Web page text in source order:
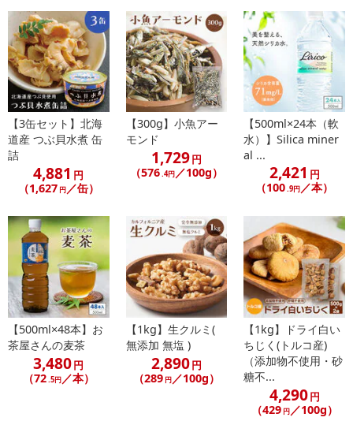
記載されている内容を必ずご確認いただき、お届けする商品セット
にご納得いただきましたうえでお申し込みください。
※パッケージ変更や商品リニューアル（成分など含む）等により、
参考の掲載画像や画像内のバーコードなど、お届け商品と多少異な
る場合がございます。
また、[新たな加工食品の原料原産地表示制度]の経過措置期間の終
了により、商品詳細内に記載の原産国・原材料の表記が旧表記の場
合がございます。
あらかじめご了承いただいた上でお申込みください。なお、本理由
によるお申込み後のキャンセル・返品交換は対応いたしかねます。
※送料はお試し費用に含まれております。
※d払い、PayPay、au PAY、au PAY（auかんたん決済）、ソフトバ
ンクまとめて支払い、楽天ペイ、メルペイ、AEON Pay、Amazon
Payでお支払いの場合、決済のため外部サイトへ遷移します。
※予約商品は決済手段ごとに定められた決済期限日にお支払いを完
了することがございます。ご了承いただいたうえでお申し込みくだ
さい。
【配送伝票番号について】
※配送形態がメール便の商品については、商品の発送完了後、配送
伝票番号がマイページに表示されない場合もございます。
【3缶セット】北海
道産 つぶ貝水煮 缶
詰
4,881 円
（1,627 円／缶）
【300g】小魚アー
モンド
1,729円
（576.4円／100g）
【500ml×24本（軟
水）】Silica miner
al ...
2,421 円
（100.9円／本）
【500ml×48本】お
茶屋さんの麦茶
3,480円
（72.5円／本）
【1kg】生クルミ(
無添加 無塩 )
2,890円
（289 円／100g）
【1kg】ドライ白い
ちじく(トルコ産)
（添加物不使用・砂
糖不...
4,290円
（429 円／100g）